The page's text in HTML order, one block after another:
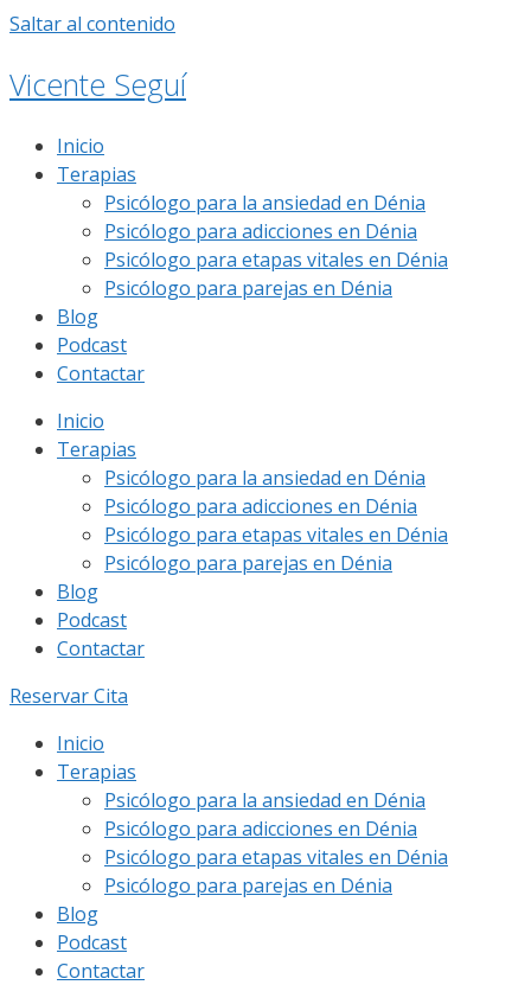
Saltar al contenido
Vicente Seguí
Inicio
Terapias
Psicólogo para la ansiedad en Dénia
Psicólogo para adicciones en Dénia
Psicólogo para etapas vitales en Dénia
Psicólogo para parejas en Dénia
Blog
Podcast
Contactar
Inicio
Terapias
Psicólogo para la ansiedad en Dénia
Psicólogo para adicciones en Dénia
Psicólogo para etapas vitales en Dénia
Psicólogo para parejas en Dénia
Blog
Podcast
Contactar
Reservar Cita
Inicio
Terapias
Psicólogo para la ansiedad en Dénia
Psicólogo para adicciones en Dénia
Psicólogo para etapas vitales en Dénia
Psicólogo para parejas en Dénia
Blog
Podcast
Contactar